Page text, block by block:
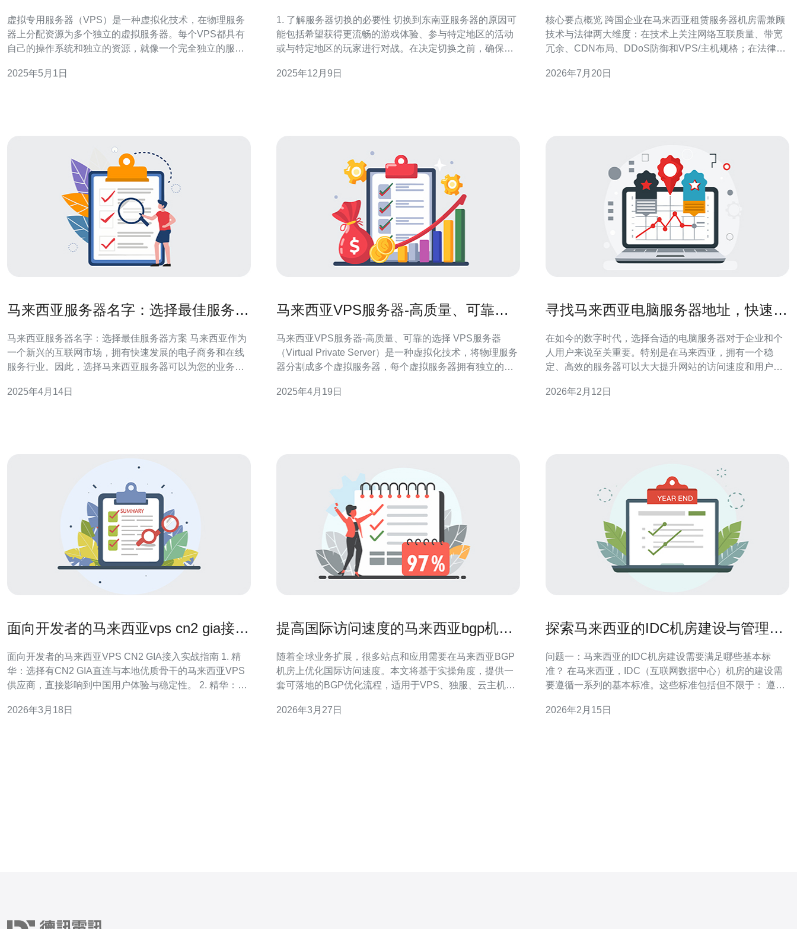
虚拟专用服务器（VPS）是一种虚拟化技术，在物理服务
器上分配资源为多个独立的虚拟服务器。每个VPS都具有
自己的操作系统和独立的资源，就像一个完全独立的服务
务。 马来西亚作为东南亚地区的重要经济和科技中心，拥
2025年5月1日
1. 了解服务器切换的必要性 切换到东南亚服务器的原因可
能包括希望获得更流畅的游戏体验、参与特定地区的活动
或与特定地区的玩家进行对战。在决定切换之前，确保你
2025年12月9日
核心要点概览 跨国企业在马来西亚租赁服务器机房需兼顾
技术与法律两大维度：在技术上关注网络互联质量、带宽
冗余、CDN布局、DDoS防御和VPS/主机规格；在法律上
会(MCMC)监管、以及跨境数据传输和执法合作条款。为
2026年7月20日
马来西亚服务器名字：选择最佳服务器
马来西亚服务器名字：选择最佳服务器方案 马来西亚作为
一个新兴的互联网市场，拥有快速发展的电子商务和在线
服务行业。因此，选择马来西亚服务器可以为您的业务提
本相对较低，与其他亚洲国家相比具有竞争优势。 1. 服务
2025年4月14日
马来西亚VPS服务器-高质量、可靠的
马来西亚VPS服务器-高质量、可靠的选择 VPS服务器
（Virtual Private Server）是一种虚拟化技术，将物理服务
器分割成多个虚拟服务器，每个虚拟服务器拥有独立的操
是一个互联网发达的国家，拥有稳定的网络基础设施和高
2025年4月19日
寻找马来西亚电脑服务器地址，快速找
在如今的数字时代，选择合适的电脑服务器对于企业和个
人用户来说至关重要。特别是在马来西亚，拥有一个稳
定、高效的服务器可以大大提升网站的访问速度和用户体
指南，并重点推荐德讯电讯作为优质的服务提供商。 了解
2026年2月12日
面向开发者的马来西亚vps cn2 gia接入
面向开发者的马来西亚VPS CN2 GIA接入实战指南 1. 精
华：选择有CN2 GIA直连与本地优质骨干的马来西亚VPS
供应商，直接影响到中国用户体验与稳定性。 2. 精华：用
发）来平衡成本与性能。 3. 精华：落地监控、内核调优、
2026年3月18日
提高国际访问速度的马来西亚bgp机房
随着全球业务扩展，很多站点和应用需要在马来西亚BGP
机房上优化国际访问速度。本文将基于实操角度，提供一
套可落地的BGP优化流程，适用于VPS、独服、云主机和
一步：评估现状与目标。使用MTR、ping、traceroute、
2026年3月27日
探索马来西亚的IDC机房建设与管理经
问题一：马来西亚的IDC机房建设需要满足哪些基本标
准？ 在马来西亚，IDC（互联网数据中心）机房的建设需
要遵循一系列的基本标准。这些标准包括但不限于： 遵循
如ISO 27001和ISO 50001。 确保机房的电力供应稳定，
2026年2月15日